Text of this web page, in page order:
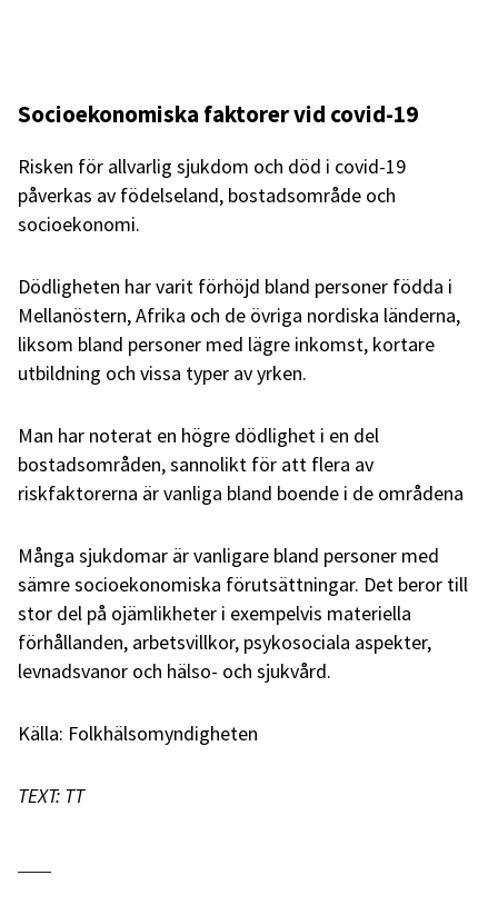
Socioekonomiska faktorer vid covid-19
Risken för allvarlig sjukdom och död i covid-19
påverkas av födelseland, bostadsområde och
socioekonomi.
Dödligheten har varit förhöjd bland personer födda i
Mellanöstern, Afrika och de övriga nordiska länderna,
liksom bland personer med lägre inkomst, kortare
utbildning och vissa typer av yrken.
Man har noterat en högre dödlighet i en del
bostadsområden, sannolikt för att flera av
riskfaktorerna är vanliga bland boende i de områdena
Många sjukdomar är vanligare bland personer med
sämre socioekonomiska förutsättningar. Det beror till
stor del på ojämlikheter i exempelvis materiella
förhållanden, arbetsvillkor, psykosociala aspekter,
levnadsvanor och hälso- och sjukvård.
Källa: Folkhälsomyndigheten
TEXT: TT